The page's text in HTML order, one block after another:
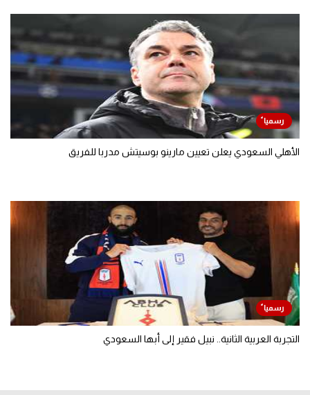
الأهلي السعودي يعلن تعيين مارينو بوسيتش مدربا للفريق
التجربة العربية الثانية.. نبيل فقير إلى أبها السعودي